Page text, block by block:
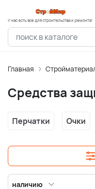
У нас есть все для строительства и ремонта!
Главная
Средства
Перчатки Очки
наличию